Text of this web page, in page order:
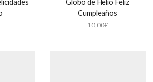
Globo de Helio Feliz
Cumpleaños
10,00€